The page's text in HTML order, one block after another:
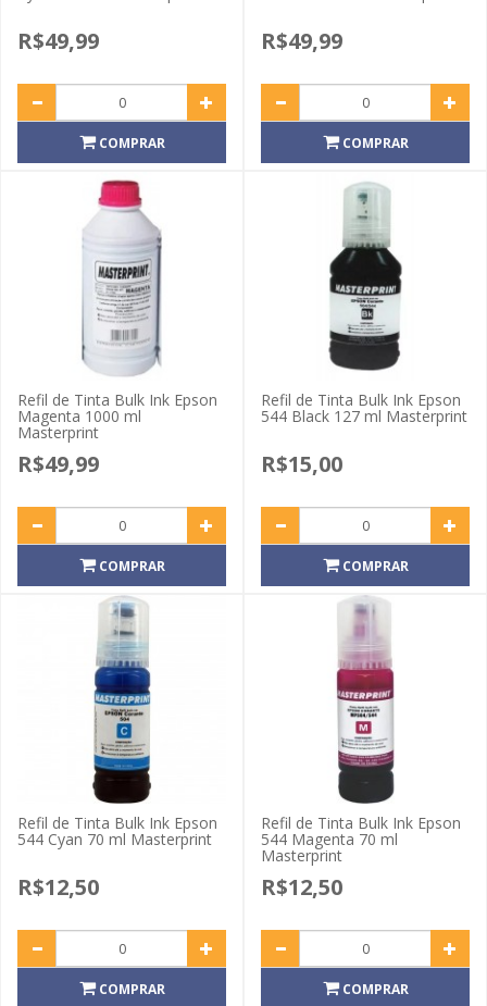
R$49,99
COMPRAR
R$49,99
COMPRAR
Refil de Tinta Bulk Ink Epson
Magenta 1000 ml
Masterprint
R$49,99
COMPRAR
Refil de Tinta Bulk Ink Epson
544 Black 127 ml Masterprint
R$15,00
COMPRAR
Refil de Tinta Bulk Ink Epson
544 Cyan 70 ml Masterprint
R$12,50
COMPRAR
Refil de Tinta Bulk Ink Epson
544 Magenta 70 ml
Masterprint
R$12,50
COMPRAR